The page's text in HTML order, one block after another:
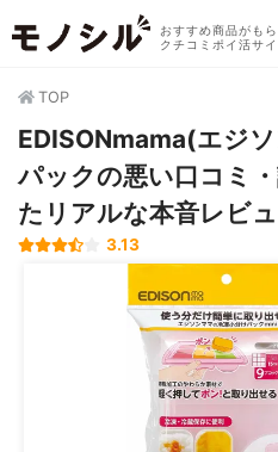
おすすめ商品がも
クチコミポイ活サイ
TOP
EDISONmama(エジ
パックの悪い口コミ
たリアルな本音レビ
3.13